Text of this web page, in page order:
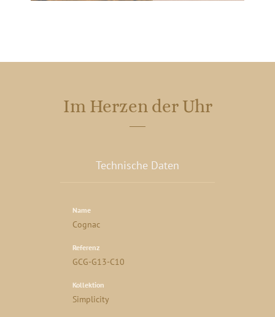
Im Herzen der Uhr
Technische Daten
Name
Cognac
Referenz
GCG-G13-C10
Kollektion
Simplicity